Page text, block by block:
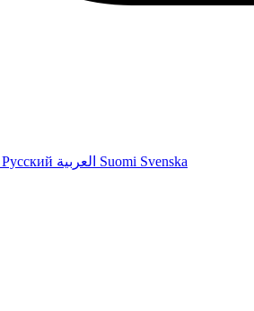
Русский Suomi Svenska